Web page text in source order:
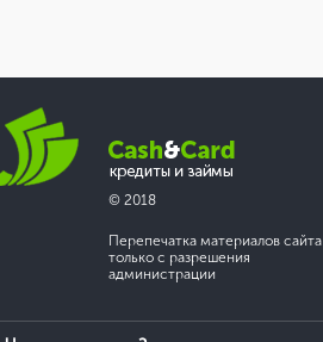
+7 (3412) 908456
© 2018
Перепечатка материалов сайта
только с разрешения
администрации